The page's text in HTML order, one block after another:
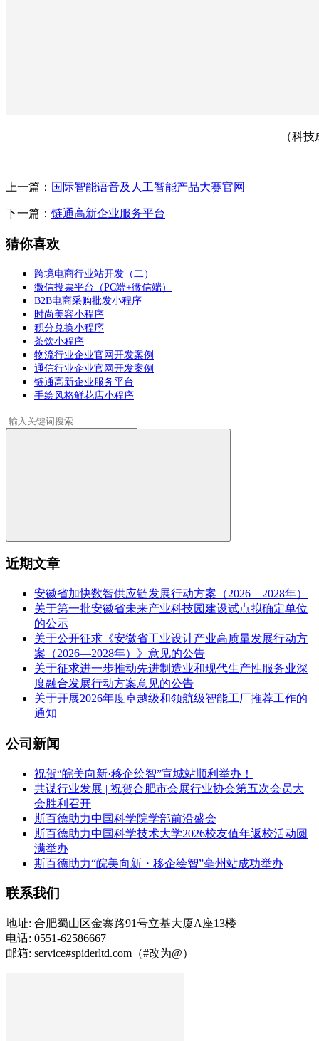
（科
上一篇： 国际智能语音及人工智能产品大赛官网
下一篇： 链通高新企业服务平台
猜你喜欢
跨境电商行业站开发（二）
微信投票平台（PC端+微信端）
B2B电商采购批发小程序
时尚美容小程序
积分兑换小程序
茶饮小程序
物流行业企业官网开发案例
通信行业企业官网开发案例
链通高新企业服务平台
手绘风格鲜花店小程序
近期文章
安徽省加快数智供应链发展行动方案（2026—2028年）
关于第一批安徽省未来产业科技园建设试点拟确定单位
的公示
关于公开征求《安徽省工业设计产业高质量发展行动方
案（2026—2028年）》意见的公告
关于征求进一步推动先进制造业和现代生产性服务业深
度融合发展行动方案意见的公告
关于开展2026年度卓越级和领航级智能工厂推荐工作的
通知
公司新闻
祝贺“皖美向新·移企绘智”宣城站顺利举办！
共谋行业发展 | 祝贺合肥市会展行业协会第五次会员大
会胜利召开
斯百德助力中国科学院学部前沿盛会
斯百德助力中国科学技术大学2026校友值年返校活动圆
满举办
斯百德助力“皖美向新・移企绘智”亳州站成功举办
联系我们
地址: 合肥蜀山区金寨路91号立基大厦A座13楼
电话: 0551-62586667
邮箱: service#spiderltd.com（#改为@）